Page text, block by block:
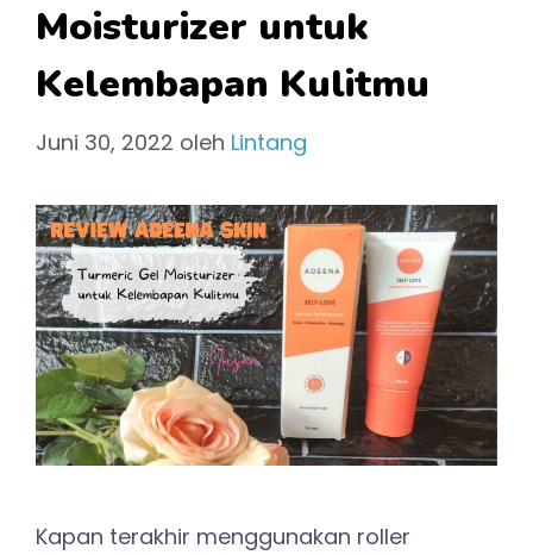
Moisturizer untuk
Kelembapan Kulitmu
Juni 30, 2022 oleh Lintang
Kapan terakhir menggunakan roller